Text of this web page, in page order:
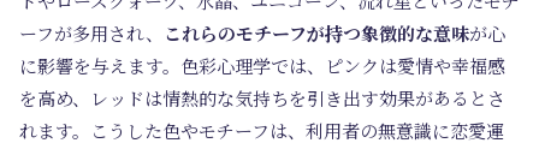
ーフが多用され、 これらのモチーフが持つ象徴的な意味が心
に影響を与えます。色彩心理学では、ピンクは愛情や幸福感
を高め、レッドは情熱的な気持ちを引き出す効果があるとさ
れます。こうした色やモチーフは、利用者の無意識に恋愛運